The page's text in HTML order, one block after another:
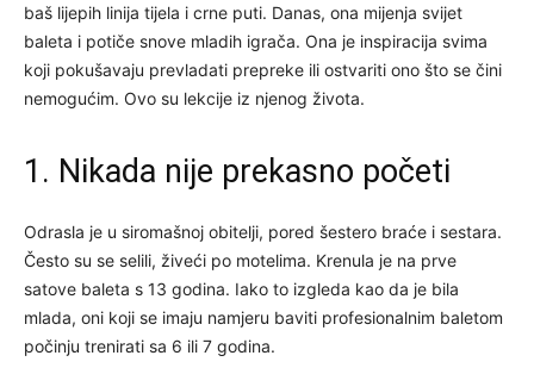
baš lijepih linija tijela i crne puti. Danas, ona mijenja svijet
baleta i potiče snove mladih igrača. Ona je inspiracija svima
koji pokušavaju prevladati prepreke ili ostvariti ono što se čini
nemogućim. Ovo su lekcije iz njenog života.
1. Nikada nije prekasno početi
Odrasla je u siromašnoj obitelji, pored šestero braće i sestara.
Često su se selili, živeći po motelima. Krenula je na prve
satove baleta s 13 godina. Iako to izgleda kao da je bila
mlada, oni koji se imaju namjeru baviti profesionalnim baletom
počinju trenirati sa 6 ili 7 godina.